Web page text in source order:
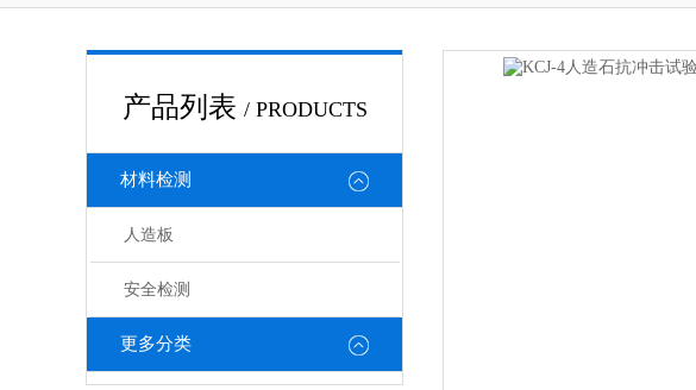
产品列表 / PRODUCTS
材料检测
人造板
安全检测
更多分类